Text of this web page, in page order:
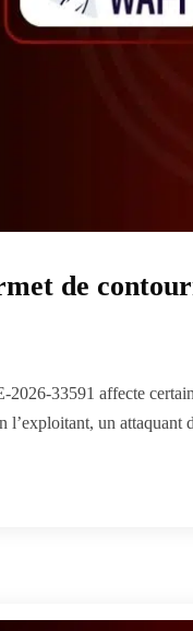
de
33591 affecte
l’exploitant, un attaquant